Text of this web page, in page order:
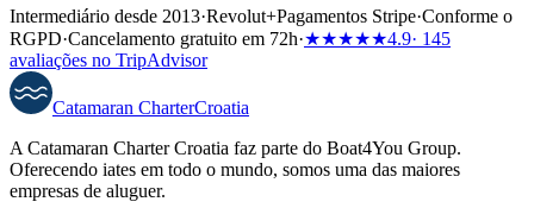
Intermediário desde 2013·Revolut+Pagamentos Stripe·Conforme o
RGPD·Cancelamento gratuito em 72h·★★★★★4.9· 145
avaliações no TripAdvisor
Catamaran CharterCroatia
A Catamaran Charter Croatia faz parte do Boat4You Group.
Oferecendo iates em todo o mundo, somos uma das maiores
empresas de aluguer.